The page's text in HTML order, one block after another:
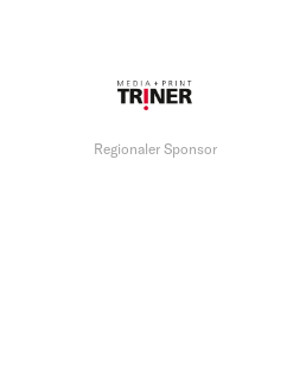
Regionaler Sponsor